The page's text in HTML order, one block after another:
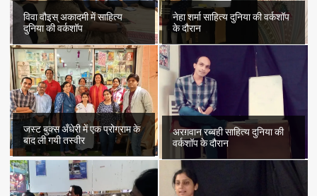
विवा वौइस् अकादमी में साहित्य
दुनिया की वर्कशॉप
नेहा शर्मा साहित्य दुनिया की वर्कशॉप
के दौरान
जस्ट बुक्स अँधेरी में एक प्रोग्राम के
बाद ली गयी तस्वीर
अरग़वान रब्बही साहित्य दुनिया की
वर्कशॉप के दौरान